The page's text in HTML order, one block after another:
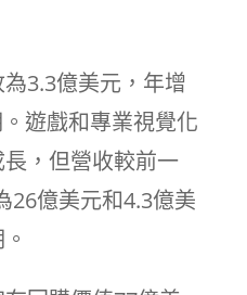
3.3億美元，年增
遊戲和專業視覺化
，但營收較前一
26億美元和4.3億美